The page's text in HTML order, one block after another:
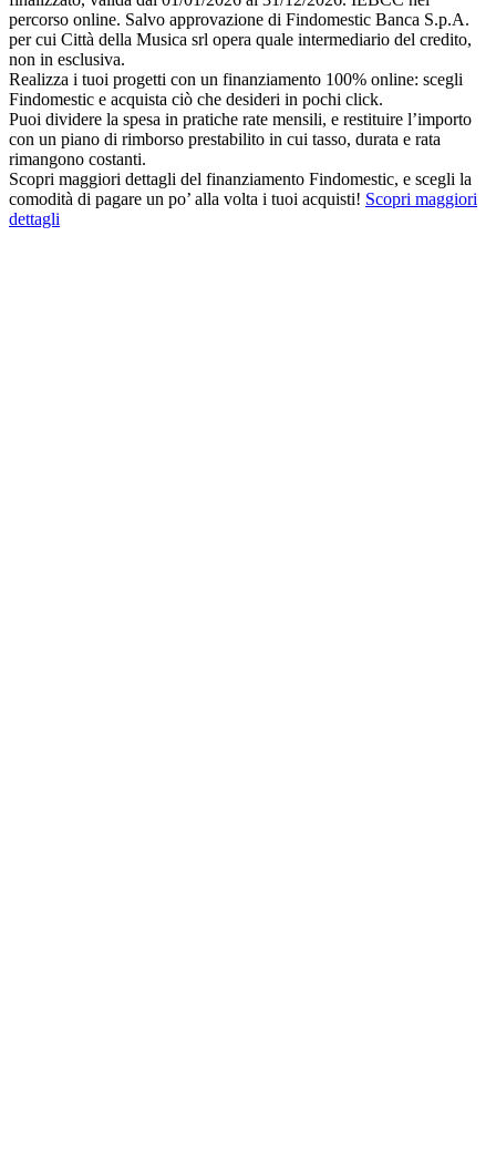
percorso online. Salvo approvazione di Findomestic Banca S.p.A.
per cui Città della Musica srl opera quale intermediario del credito,
non in esclusiva.
Realizza i tuoi progetti con un finanziamento 100% online: scegli
Findomestic e acquista ciò che desideri in pochi click.
Puoi dividere la spesa in pratiche rate mensili, e restituire l’importo
con un piano di rimborso prestabilito in cui tasso, durata e rata
rimangono costanti.
Scopri maggiori dettagli del finanziamento Findomestic, e scegli la
comodità di pagare un po’ alla volta i tuoi acquisti! Scopri maggiori
dettagli